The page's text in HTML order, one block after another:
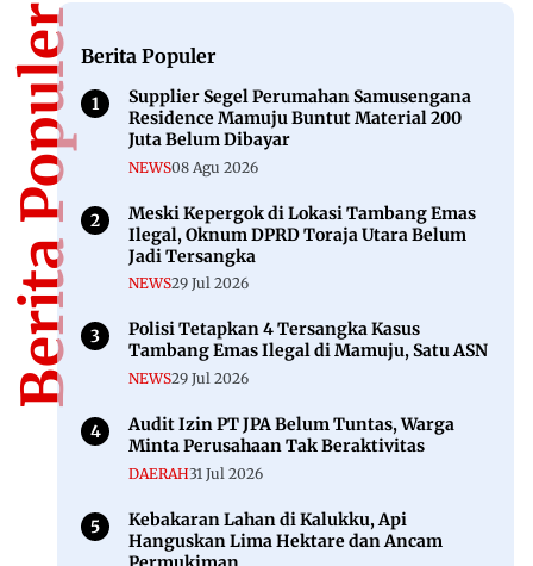
Berita PopulerBerita Populer
Supplier Segel Perumahan Samusengana
Residence Mamuju Buntut Material 200
Juta Belum Dibayar
NEWS08 Agu 2026
Meski Kepergok di Lokasi Tambang Emas
Ilegal, Oknum DPRD Toraja Utara Belum
Jadi Tersangka
NEWS29 Jul 2026
Polisi Tetapkan 4 Tersangka Kasus
Tambang Emas Ilegal di Mamuju, Satu ASN
NEWS29 Jul 2026
Audit Izin PT JPA Belum Tuntas, Warga
Minta Perusahaan Tak Beraktivitas
DAERAH31 Jul 2026
Kebakaran Lahan di Kalukku, Api
Hanguskan Lima Hektare dan Ancam